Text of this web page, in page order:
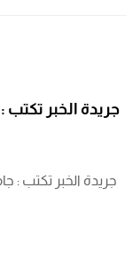
جريدة الخبر
جريدة الخبر تكتب :